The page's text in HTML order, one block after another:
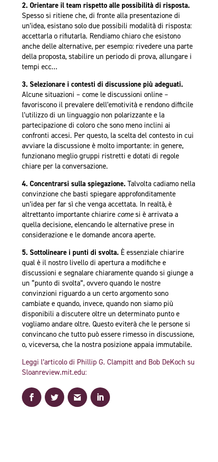
2. Orientare il team rispetto alle possibilità di risposta.
Spesso si ritiene che, di fronte alla presentazione di
un’idea, esistano solo due possibili modalità di risposta:
accettarla o rifiutarla. Rendiamo chiaro che esistono
anche delle alternative, per esempio: rivedere una parte
della proposta, stabilire un periodo di prova, allungare i
tempi ecc…
3. Selezionare i contesti di discussione più adeguati.
Alcune situazioni – come le discussioni online –
favoriscono il prevalere dell’emotività e rendono difficile
l’utilizzo di un linguaggio non polarizzante e la
partecipazione di coloro che sono meno inclini ai
confronti accesi. Per questo, la scelta del contesto in cui
avviare la discussione è molto importante: in genere,
funzionano meglio gruppi ristretti e dotati di regole
chiare per la conversazione.
4. Concentrarsi sulla spiegazione. Talvolta cadiamo nella
convinzione che basti spiegare approfonditamente
un’idea per far sì che venga accettata. In realtà, è
altrettanto importante chiarire comesi è arrivatǝ a
quella decisione, elencando le alternative prese in
considerazione e le domande ancora aperte.
5. Sottolineare i punti di svolta. È essenziale chiarire
qual è il nostro livello di apertura a modifiche e
discussioni e segnalare chiaramente quando si giunge a
un “punto di svolta”, ovvero quando le nostre
convinzioni riguardo a un certo argomento sono
cambiate e quando, invece, quando non siamo più
disponibili a discutere oltre un determinato punto e
vogliamo andare oltre. Questo eviterà che le persone si
convincano che tutto può essere rimesso in discussione,
o, viceversa, che la nostra posizione appaia immutabile.
Leggi l’articolo di Phillip G. Clampitt and Bob DeKoch su
Sloanreview.mit.edu: